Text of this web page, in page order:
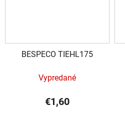
BESPECO TIEHL175
Vypredané
€1,60